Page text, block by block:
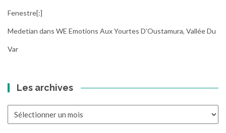
Fenestre[:]
Medetian dans WE Emotions Aux Yourtes D’Oustamura, Vallée Du
Var
Les archives